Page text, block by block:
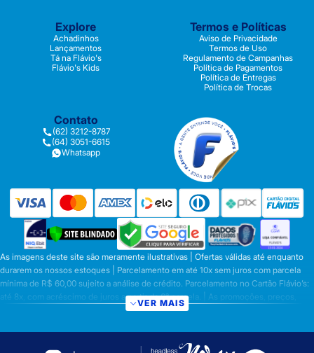
Explore
Achadinhos
Lançamentos
Tá na Flávio's
Flávio's Kids
Termos e Políticas
Aviso de Privacidade
Termos de Uso
Regulamento de Campanhas
Política de Pagamentos
Política de Entregas
Política de Trocas
Contato
(62) 3212-8787
(64) 3051-6615
Whatsapp
As imagens deste site são meramente ilustrativas | Ofertas válidas até enquanto
durarem os nossos estoques | Parcelamento em até 10x sem juros com parcela
mínima de R$ 60,00 sujeito a análise de crédito. Parcelamento no Cartão Flávio’s:
até 8x, com acréscimo de juros a partir da 6ª parcela. | As promoções, preços,
parcelamentos e condições de pagamento são válidas apenas para compras
preços válidos para os produtos serão aqueles exibidos no ato da conclusão da
VER MAIS